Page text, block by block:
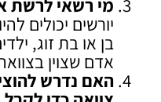
מי רשאי לרשת
יורשים יכולים
בן או בת זוג,
אדם שצוין
האם נדרש